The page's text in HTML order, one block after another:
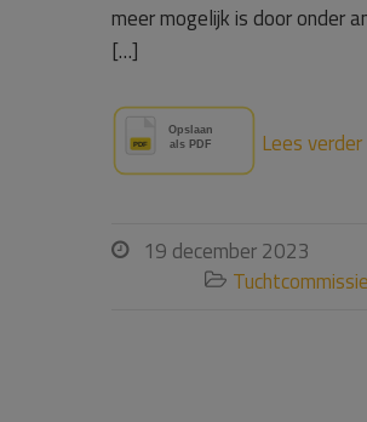
meer mogelijk is door onder
[…]
Lees verder
 19 december 2023
